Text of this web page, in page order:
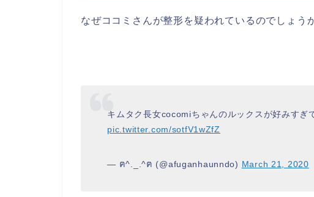
なぜココミさんが整形を疑われているのでしょう
キムタク長女cocomiちゃんのルックスが好みすぎ
pic.twitter.com/sotfV1wZfZ
— ฅ^._.^ฅ (@afuganhaunndo) March 21, 2020